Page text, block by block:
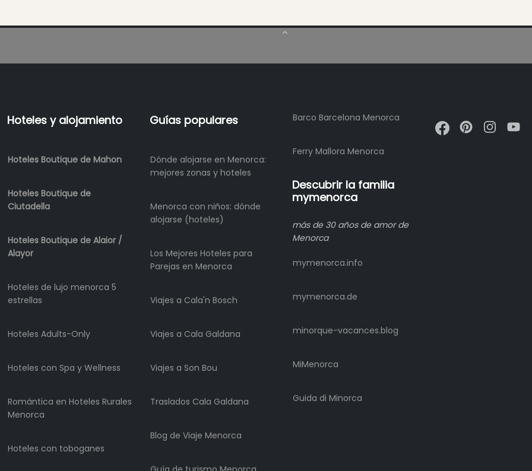
Alquiler
Alquiler
kayaks
barcos
barcos
Alquiler
vehículos
Menorca
Servicios
Club
Golf
anuales
Hoteles y alojamiento
Hoteles Boutique de Mahon
Hoteles Boutique de
Ciutadella
Hoteles Boutique de Alaior /
Alayor
Hoteles de lujo menorca 5
estrellas
Hoteles Adults-Only
Hoteles con Spa y Wellness
Romántica en Hoteles Rurales
Menorca
Hoteles con toboganes
Guías populares
Dónde alojarse en Menorca:
mejores zonas y hoteles
Menorca con niños: dónde
alojarse (hoteles)
Los Mejores Hoteles para
Parejas en Menorca
Viajes a Cala'n Bosch
Viajes a Cala Galdana
Viajes a Son Bou
Traslados Cala Galdana
Blog de Viaje Menorca
Barco Barcelona Menorca
Ferry Mallora Menorca
Descubrir la familia
mymenorca
más de 30 años de amor de
Menorca
mymenorca.info
mymenorca.de
minorque-vacances.blog
MiMenorca
Guida di Minorca